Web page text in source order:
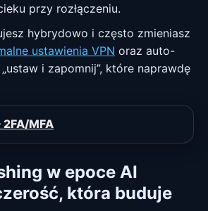
przy rozłączeniu.
hybrydowo i często zmieniasz
ustawienia VPN oraz auto-
i zapomnij”, które naprawdę
2FA/MFA
w epoce AI
która buduje